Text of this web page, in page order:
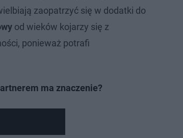
zaopatrzyć się w dodatki do
od wieków kojarzy się z
ponieważ potrafi
ma znaczenie?